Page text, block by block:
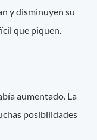
y disminuyen su
que piquen.
aumentado. La
posibilidades